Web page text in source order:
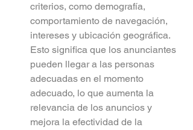
criterios, como demografía,
comportamiento de navegación,
intereses y ubicación geográfica.
Esto significa que los anunciantes
pueden llegar a las personas
adecuadas en el momento
adecuado, lo que aumenta la
relevancia de los anuncios y
mejora la efectividad de la